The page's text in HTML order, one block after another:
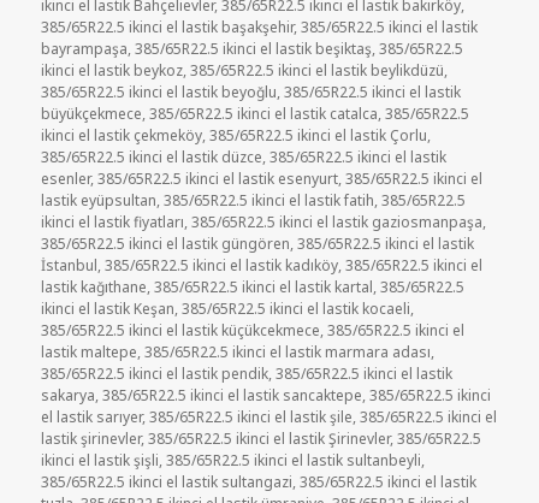
ikinci el lastik Bahçelievler,385/65R22.5 ikinci el lastik bakırköy,
385/65R22.5 ikinci el lastik başakşehir,385/65R22.5 ikinci el lastik
bayrampaşa,385/65R22.5 ikinci el lastik beşiktaş,385/65R22.5
ikinci el lastik beykoz,385/65R22.5 ikinci el lastik beylikdüzü,
385/65R22.5 ikinci el lastik beyoğlu,385/65R22.5 ikinci el lastik
büyükçekmece,385/65R22.5 ikinci el lastik catalca,385/65R22.5
ikinci el lastik çekmeköy,385/65R22.5 ikinci el lastik Çorlu,
385/65R22.5 ikinci el lastik düzce,385/65R22.5 ikinci el lastik
esenler,385/65R22.5 ikinci el lastik esenyurt,385/65R22.5 ikinci el
lastik eyüpsultan,385/65R22.5 ikinci el lastik fatih,385/65R22.5
ikinci el lastik fiyatları,385/65R22.5 ikinci el lastik gaziosmanpaşa,
385/65R22.5 ikinci el lastik güngören,385/65R22.5 ikinci el lastik
İstanbul,385/65R22.5 ikinci el lastik kadıköy,385/65R22.5 ikinci el
lastik kağıthane,385/65R22.5 ikinci el lastik kartal,385/65R22.5
ikinci el lastik Keşan,385/65R22.5 ikinci el lastik kocaeli,
385/65R22.5 ikinci el lastik küçükcekmece,385/65R22.5 ikinci el
lastik maltepe,385/65R22.5 ikinci el lastik marmara adası,
385/65R22.5 ikinci el lastik pendik,385/65R22.5 ikinci el lastik
sakarya,385/65R22.5 ikinci el lastik sancaktepe,385/65R22.5 ikinci
el lastik sarıyer,385/65R22.5 ikinci el lastik şile,385/65R22.5 ikinci el
lastik şirinevler,385/65R22.5 ikinci el lastik Şirinevler,385/65R22.5
ikinci el lastik şişli,385/65R22.5 ikinci el lastik sultanbeyli,
385/65R22.5 ikinci el lastik sultangazi,385/65R22.5 ikinci el lastik